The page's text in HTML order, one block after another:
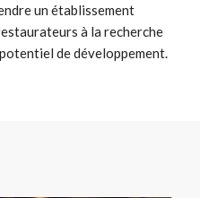
un établissement
à la recherche
de développement.